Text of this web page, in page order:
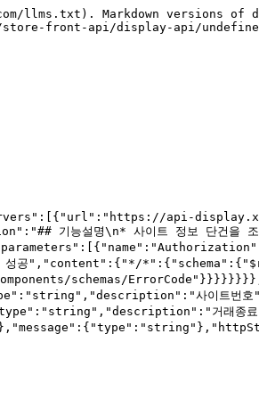
```

## 사이트 약관 목록 조회

> \## 기능설명\
> \* 해당 사이트의 약관 정보와 과거 약관적용 날짜 목록을 조회하는 API 입니다.\
> \---\
> \## 상세설명\
> \* 현재 날짜 기준 해당 약관 정보와 과거 약관 정보 날짜 목록을 조회합니다.\
> &#x20;   \* 현재 날짜에 적용되는 약관이 2개이상 존재하면 적용 시작날짜가 가장 최근 약관 1건이 조회됩니다.\
> &#x20;   \* 과거 약관 적용 날짜 목록은 최근순으로 노출됩니다.<br>

```json
{"openapi":"3.1.0","info":{"title":"X2BEE Display API","version":"v1"},"servers":[{"url":"https://api-display.x2bee.com/api/display/","description":"prd"}],"paths":{"/v1/site/policyList":{"get":{"tags":["사이트 전시몰"],"summary":"사이트 약관 목록 조회","description":"## 기능설명\n* 해당 사이트의 약관 정보와 과거 약관적용 날짜 목록을 조회하는 API 입니다.\n---\n## 상세설명\n* 현재 날짜 기준 해당 약관 정보와 과거 약관 정보 날짜 목록을 조회합니다.\n    * 현재 날짜에 적용되는 약관이 2개이상 존재하면 적용 시작날짜가 가장 최근 약관 1건이 조회됩니다.\n    * 과거 약관 적용 날짜 목록은 최근순으로 노출됩니다.\n","operationId":"getPolicyInfo","parameters":[{"name":"siteNo","in":"query","description":"사이트번호 (x2bee.com : 1)","required":true,"schema":{"type":"string","description":"string"}},{"name":"agmtPolcCd","in":"query","description":"약관정책코드(CH005)","required":true,"schema":{"type":"string","description":"string"}},{"name":"aplyStrDt","in":"query","description":"적용시작일자","required":true,"schema":{"type":"string","description":"string"}},{"name":"Authorization","in":"header","description":"Access Token","required":false}],"responses":{"200":{"description":"약관 정보 조회 성공","content":{"*/*":{"schema":{"$ref":"#/components/schemas/TermsPolicy"}}}},"400":{"description":"약관 정보 조회 실패","content":{"*/*":{"schema":{"$ref":"#/components/schemas/ErrorCode"}}}}}}}},"components":{"schemas":{"TermsPolicy":{"type":"object","description":"약관 정보 DTO","properties":{"cmAgmtSeq":{"type":"string","description":"공통약관순번"},"siteNo":{"type":"string","description":"사이트번호"},"cmAgmtPolcGbCd":{"type":"string","description":"공통약관전챙구분코드(CH010)"},"agmtPolcCd":{"type":"string","description":"약관정책코드